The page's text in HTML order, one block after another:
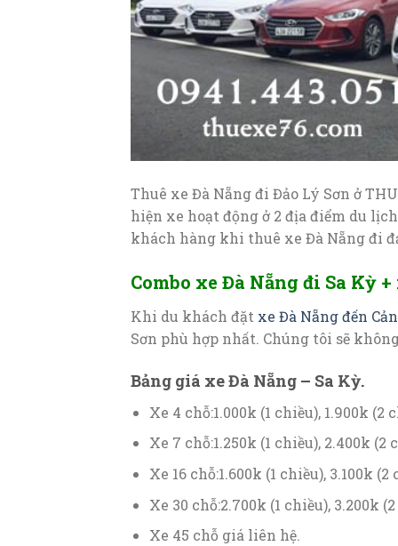
Thuê xe Đà Nẵng đi Đảo Lý Sơn ở
hiện xe hoạt động ở 2 địa điểm du
khách hàng khi thuê xe Đà Nẵng đi
Combo xe Đà Nẵng đi Sa Kỳ
Khi du khách đặt xe Đà Nẵng đến
Sơn phù hợp nhất. Chúng tôi sẽ
Bảng giá xe Đà Nẵng – Sa Kỳ.
Xe 4 chỗ:1.000k (1 chiều), 1.900k (2
Xe 7 chỗ:1.250k (1 chiều), 2.400k (2
Xe 16 chỗ:1.600k (1 chiều), 3.100k (2
Xe 30 chỗ:2.700k (1 chiều), 3.200k
Xe 45 chỗ giá liên hệ.